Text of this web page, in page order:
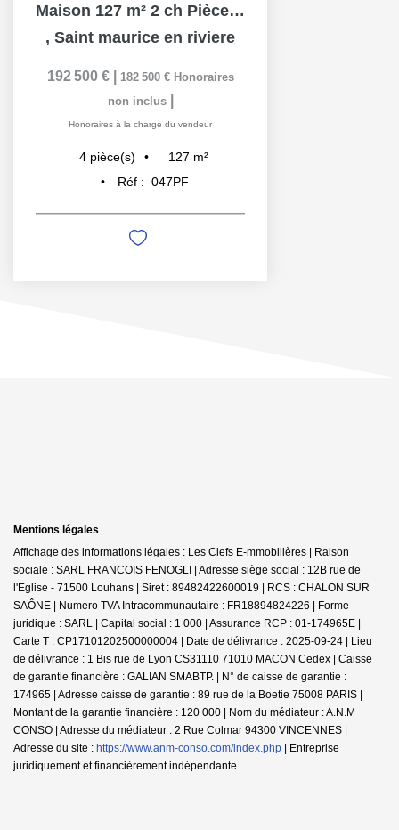
Maison 127 m² 2 ch Pièce de vie 60 m² Sous-sol Terrain...
, Saint maurice en riviere
192 500 € 182 500 € Honoraires
non inclus
Honoraires à la charge du vendeur
4 pièce(s) 127 m²
Réf : 047PF
Mentions légales
Affichage des informations légales : Les Clefs E-mmobilières | Raison
sociale : SARL FRANCOIS FENOGLI | Adresse siège social : 12B rue de
l'Eglise - 71500 Louhans | Siret : 89482422600019 | RCS : CHALON SUR
SAÔNE | Numero TVA Intracommunautaire : FR18894824226 | Forme
juridique : SARL | Capital social : 1 000 | Assurance RCP : 01-174965E |
Carte T : CP17101202500000004 | Date de délivrance : 2025-09-24 | Lieu
de délivrance : 1 Bis rue de Lyon CS31110 71010 MACON Cedex | Caisse
de garantie financière : GALIAN SMABTP. | N° de caisse de garantie :
174965 | Adresse caisse de garantie : 89 rue de la Boetie 75008 PARIS |
Montant de la garantie financière : 120 000 | Nom du médiateur : A.N.M
CONSO | Adresse du médiateur : 2 Rue Colmar 94300 VINCENNES |
Adresse du site : https://www.anm-conso.com/index.php | Entreprise
juridiquement et financièrement indépendante